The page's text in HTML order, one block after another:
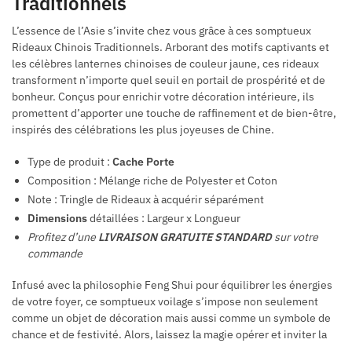
L’essence de l’Asie s’invite chez vous grâce à ces somptueux
Rideaux Chinois Traditionnels. Arborant des motifs captivants et
les célèbres lanternes chinoises de couleur jaune, ces rideaux
transforment n’importe quel seuil en portail de prospérité et de
bonheur. Conçus pour enrichir votre décoration intérieure, ils
promettent d’apporter une touche de raffinement et de bien-être,
inspirés des célébrations les plus joyeuses de Chine.
Type de produit : Cache Porte
Composition : Mélange riche de Polyester et Coton
Note : Tringle de Rideaux à acquérir séparément
Dimensionsdétaillées : Largeur x Longueur
Profitez d’une LIVRAISON GRATUITE STANDARDsur votre
commande
Infusé avec la philosophie Feng Shui pour équilibrer les énergies
de votre foyer, ce somptueux voilage s’impose non seulement
comme un objet de décoration mais aussi comme un symbole de
chance et de festivité. Alors, laissez la magie opérer et inviter la